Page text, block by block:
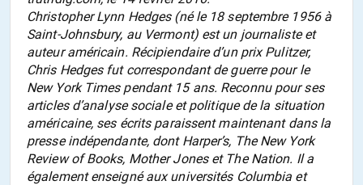
Christopher Lynn Hedges (né le 18 septembre 1956 à
Saint-Johnsbury, au Vermont) est un journaliste et
auteur américain. Récipiendaire d’un prix Pulitzer,
Chris Hedges fut correspondant de guerre pour le
New York Times pendant 15 ans. Reconnu pour ses
articles d’analyse sociale et politique de la situation
américaine, ses écrits paraissent maintenant dans la
presse indépendante, dont Harper’s, The New York
Review of Books, Mother Jones et The Nation. Il a
également enseigné aux universités Columbia et